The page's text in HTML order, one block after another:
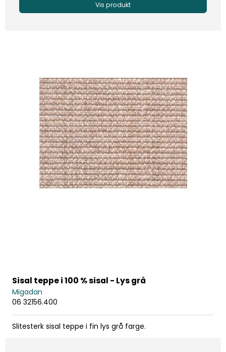
Vis produkt
Sisal teppe i 100 % sisal - Lys grå
Migadan
06 32156.400
Slitesterk sisal teppe i fin lys grå farge.